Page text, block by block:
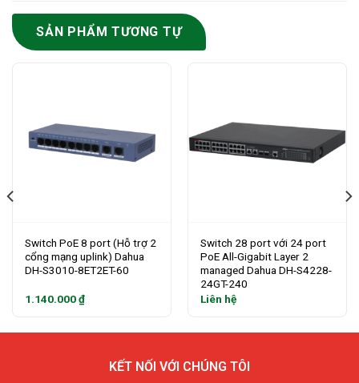
SẢN PHẨM TƯƠNG TỰ
Switch PoE 8 port (Hỗ trợ 2
cổng mạng uplink) Dahua
DH-S3010-8ET2ET-60
1.140.000₫
Switch 28 port với 24 port
PoE All-Gigabit Layer 2
managed Dahua DH-S4228-
24GT-240
Liên hệ
KẾT NỐI VỚI CHÚNG TÔI